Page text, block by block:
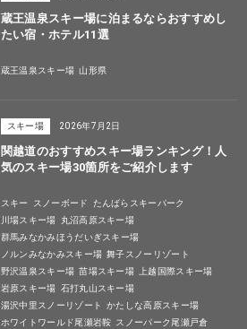
蔵王温泉スキー場に泊まるならおすすめし
たい宿・ホテル11選
蔵王温泉スキー場 山形県
スキー場 2026年7月2日
関越道のおすすめスキー場ランキング！人
気のスキー場30箇所をご紹介します
スキー スノーボード
たんばらスキーパーク
川場スキー場
丸沼高原スキー場
群馬みなかみほうだいぎスキー場
ノルンみなかみスキー場 舞子スノーリゾート
野沢温泉スキー場 苗場スキー場 上越国際スキー場
岩原スキー場 石打丸山スキー場
湯沢中里スノーリゾート
かたしな高原スキー場
ホワイトワールド尾瀬岩鞍 スノーパーク尾瀬戸倉